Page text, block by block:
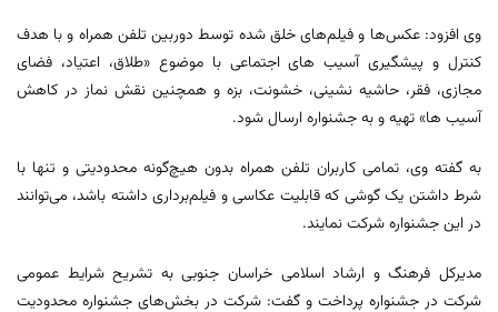
وی افزود: عکس‌ها و فیلم‌های خلق شده توسط دوربین تلفن همراه و با هدف
کنترل و پیشگیری آسیب های اجتماعی با موضوع «طلاق، اعتیاد، فضای
مجازی، فقر، حاشیه نشینی، خشونت، بزه و همچنین نقش نماز در کاهش
آسیب ها» تهیه و به جشنواره ارسال شود.
به گفته وی، تمامی کاربران تلفن همراه بدون هیچ‌گونه محدودیتی و تنها با
شرط داشتن یک گوشی‌ که قابلیت عکاسی و فیلم‌برداری داشته باشد، می‌توانند
در این‌ جشنواره شرکت نمایند.
مدیرکل فرهنگ و ارشاد اسلامی خراسان جنوبی به تشریح شرایط عمومی
شرکت در جشنواره پرداخت و گفت: شرکت در بخش‌های جشنواره محدودیت